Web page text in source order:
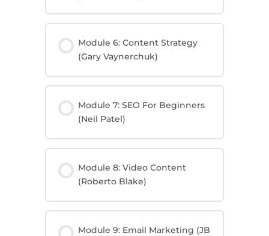
Module 6: Content Strategy
(Gary Vaynerchuk)
Module 7: SEO For Beginners
(Neil Patel)
Module 8: Video Content
(Roberto Blake)
Module 9: Email Marketing (JB